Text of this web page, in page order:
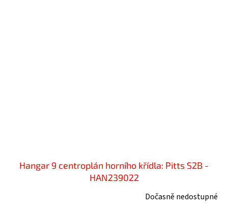
Hangar 9 centroplán horního křídla: Pitts S2B -
HAN239022
Dočasně nedostupné